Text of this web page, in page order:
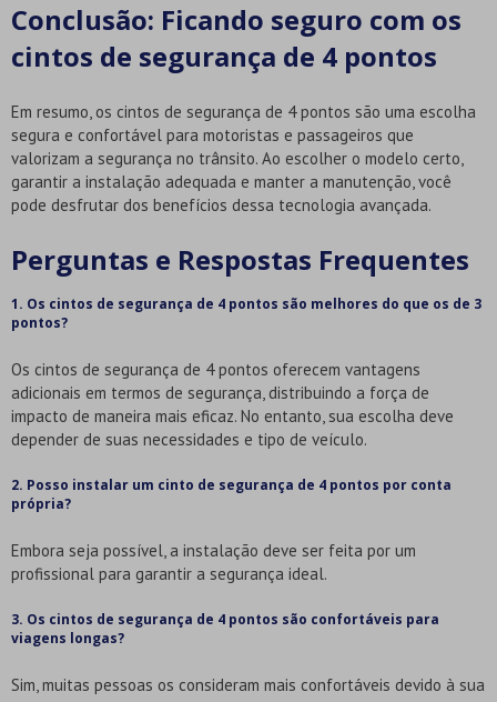
Conclusão: Ficando seguro com os
cintos de segurança de 4 pontos
Em resumo, os cintos de segurança de 4 pontos são uma escolha
segura e confortável para motoristas e passageiros que
valorizam a segurança no trânsito. Ao escolher o modelo certo,
garantir a instalação adequada e manter a manutenção, você
pode desfrutar dos benefícios dessa tecnologia avançada.
Perguntas e Respostas Frequentes
1. Os cintos de segurança de 4 pontos são melhores do que os de 3
pontos?
Os cintos de segurança de 4 pontos oferecem vantagens
adicionais em termos de segurança, distribuindo a força de
impacto de maneira mais eficaz. No entanto, sua escolha deve
depender de suas necessidades e tipo de veículo.
2. Posso instalar um cinto de segurança de 4 pontos por conta
própria?
Embora seja possível, a instalação deve ser feita por um
profissional para garantir a segurança ideal.
3. Os cintos de segurança de 4 pontos são confortáveis para
viagens longas?
Sim, muitas pessoas os consideram mais confortáveis devido à sua